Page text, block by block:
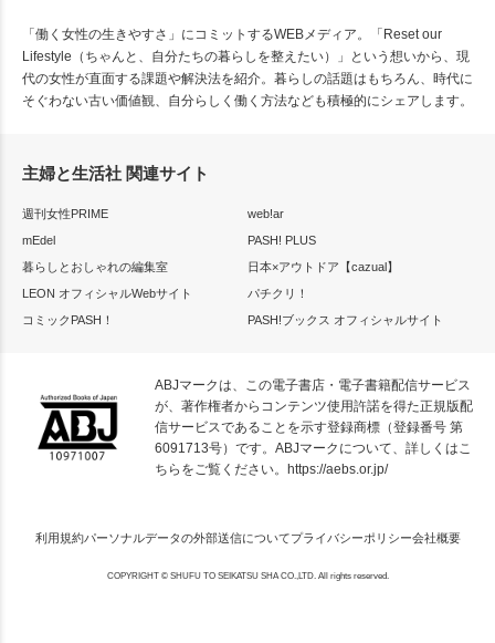
「働く女性の生きやすさ」にコミットするWEBメディア。「Reset our
Lifestyle（ちゃんと、自分たちの暮らしを整えたい）」という想いから、現
代の女性が直面する課題や解決法を紹介。暮らしの話題はもちろん、時代に
そぐわない古い価値観、自分らしく働く方法なども積極的にシェアします。
主婦と生活社 関連サイト
週刊女性PRIME
web!ar
mEdel
PASH! PLUS
暮らしとおしゃれの編集室
日本×アウトドア【cazual】
LEON オフィシャルWebサイト
パチクリ！
コミックPASH！
PASH!ブックス オフィシャルサイト
ABJマークは、この電子書店・電子書籍配信サービス
が、著作権者からコンテンツ使用許諾を得た正規版配
信サービスであることを示す登録商標（登録番号 第
6091713号）です。ABJマークについて、詳しくはこ
ちらをご覧ください。 https://aebs.or.jp/
利用規約パーソナルデータの外部送信についてプライバシーポリシー会社概要
COPYRIGHT © SHUFU TO SEIKATSU SHA CO.,LTD. All rights reserved.